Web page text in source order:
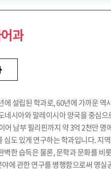
도네시아어과
태국학과
도어과
제르바이잔학과
골어과
과
설립된 학과로, 60년에 가까운 역
네시아와 말레이시아 양국을 중심으
어 남부 필리핀까지 약 3억 2천만 명
심도 있게 연구하는 학과입니다. 지
벽한 습득은 물론, 문학과 문화를 비
에 관한 연구를 병행함으로써 명실